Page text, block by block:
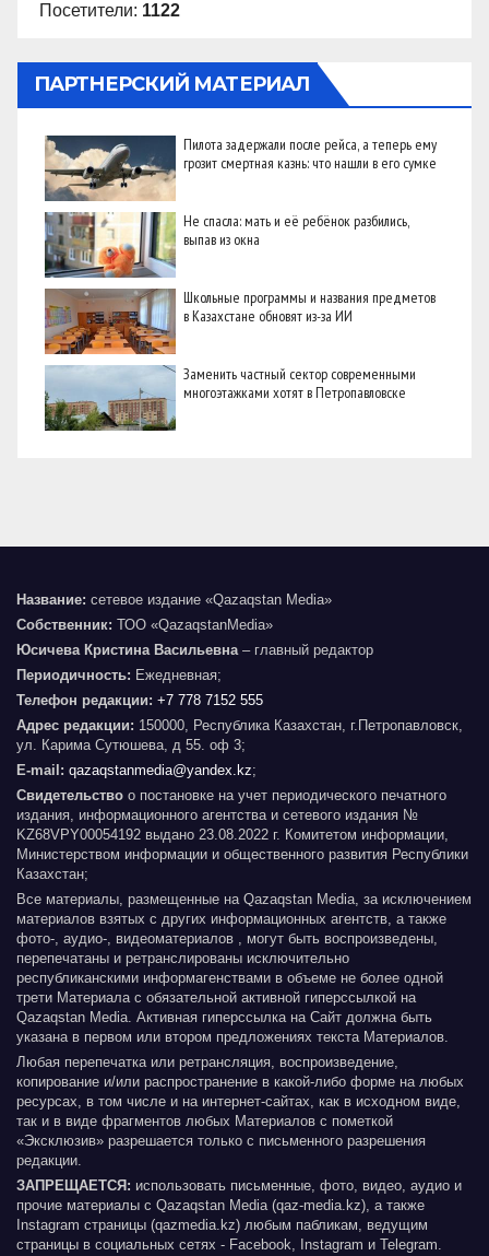
Посетители: 1122
ПАРТНЕРСКИЙ МАТЕРИАЛ
Пилота задержали после рейса, а теперь ему
грозит смертная казнь: что нашли в его сумке
Не спасла: мать и её ребёнок разбились,
выпав из окна
Школьные программы и названия предметов
в Казахстане обновят из-за ИИ
Заменить частный сектор современными
многоэтажками хотят в Петропавловске
Название: сетевое издание «Qazaqstan Media»
Собственник: ТОО «QazaqstanMedia»
Юсичева Кристина Васильевна– главный редактор
Периодичность: Ежедневная;
Телефон редакции: +7 778 7152 555
Адрес редакции: 150000, Республика Казахстан, г.Петропавловск,
ул. Карима Сутюшева, д 55. оф 3;
E-mail: qazaqstanmedia@yandex.kz;
Свидетельство о постановке на учет периодического печатного
издания, информационного агентства и сетевого издания №
KZ68VPY00054192 выдано 23.08.2022 г. Комитетом информации,
Министерством информации и общественного развития Республики
Казахстан;
Все материалы, размещенные на Qazaqstan Media, за исключением
материалов взятых с других информационных агентств, а также
фото-, аудио-, видеоматериалов , могут быть воспроизведены,
перепечатаны и ретранслированы исключительно
республиканскими информагенствами в объеме не более одной
трети Материала с обязательной активной гиперссылкой на
Qazaqstan Media. Активная гиперссылка на Сайт должна быть
указана в первом или втором предложениях текста Материалов.
Любая перепечатка или ретрансляция, воспроизведение,
копирование и/или распространение в какой-либо форме на любых
ресурсах, в том числе и на интернет-сайтах, как в исходном виде,
так и в виде фрагментов любых Материалов с пометкой
«Эксклюзив» разрешается только с письменного разрешения
редакции.
ЗАПРЕЩАЕТСЯ: использовать письменные, фото, видео, аудио и
прочие материалы с Qazaqstan Media (qaz-media.kz), а также
Instagram страницы (qazmedia.kz) любым пабликам, ведущим
страницы в социальных сетях - Facebook, Instagram и Telegram.